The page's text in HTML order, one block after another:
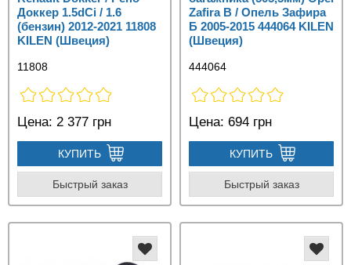
Доккер 1.5dCi / 1.6
(бензин) 2012-2021 11808
KILEN (Швеция)
11808
Цена: 2 377 грн
КУПИТЬ
Быстрый заказ
Zafira B / Опель Зафира
Б 2005-2015 444064 KILEN
(Швеция)
444064
Цена: 694 грн
КУПИТЬ
Быстрый заказ